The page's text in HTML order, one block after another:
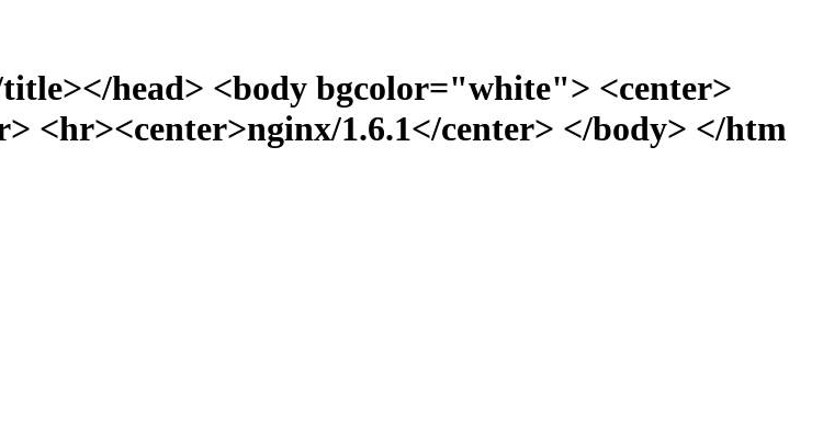
head> <body bgcolor="white"> <center>
<hr><center>nginx/1.6.1</center> </body> </htm